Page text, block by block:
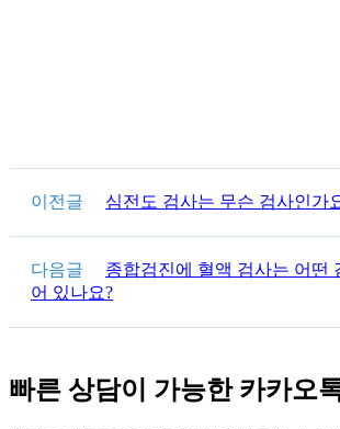
이전글 심전도 검사는 무슨 검사인가
다음글
종합검진에 혈액 검사는 어떤
어 있나요?
빠른 상담이 가능한 카카오